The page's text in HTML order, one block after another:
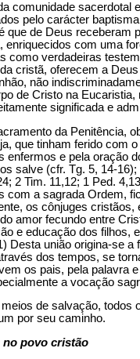
comunidade
pelo carácter
que de Deus
enriquecidos com uma
como verdadeiras
cristã, oferecem a
não
de Cristo na
significada e
da Penitência,
que tinham ferido com
enfermos e pela oração
salve (cfr. Tg. 5, 14-
2 Tim. 11,12; 1 Ped.
com a sagrada Ordem,
os cônjuges
amor fecundo entre
e educação dos
Desta união origina-se
dos tempos, se
os pais, pela palavra
a vocação
de salvação,
por seu caminho.
no povo cristão